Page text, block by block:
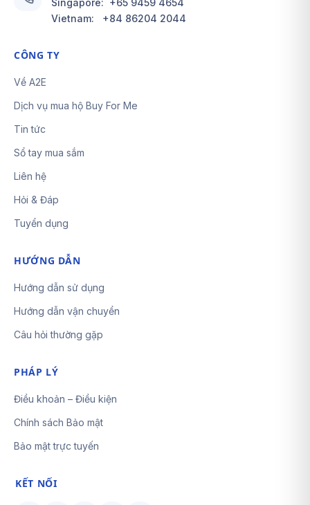
Singapore: +65 9459 4654
Vietnam: +84 86204 2044
CÔNG TY
Về A2E
Dịch vụ mua hộ Buy For Me
Tin tức
Sổ tay mua sắm
Liên hệ
Hỏi & Đáp
Tuyển dụng
HƯỚNG DẪN
Hướng dẫn sử dụng
Hướng dẫn vận chuyển
Câu hỏi thường gặp
PHÁP LÝ
Điều khoản – Điều kiện
Chính sách Bảo mật
Bảo mật trực tuyến
KẾT NỐI